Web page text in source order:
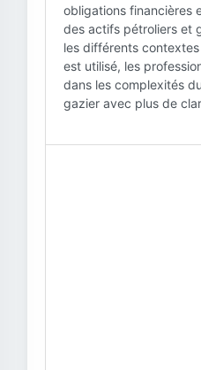
obligations financières
des actifs pétroliers et
les différents
est utilisé, les
dans les complexités
gazier avec plus de